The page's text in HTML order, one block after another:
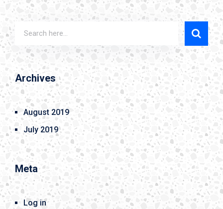
Archives
August 2019
July 2019
Meta
Log in